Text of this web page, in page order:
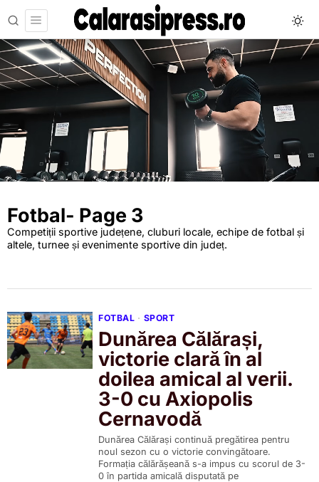
Fotbal- Page 3
Competiții sportive județene, cluburi locale, echipe de fotbal și
altele, turnee și evenimente sportive din județ.
FOTBAL · SPORT
Dunărea Călărași,
victorie clară în al
doilea amical al verii.
3-0 cu Axiopolis
Cernavodă
Dunărea Călărași continuă pregătirea pentru
noul sezon cu o victorie convingătoare.
Formația călărășeană s-a impus cu scorul de 3-
0 în partida amicală disputată pe